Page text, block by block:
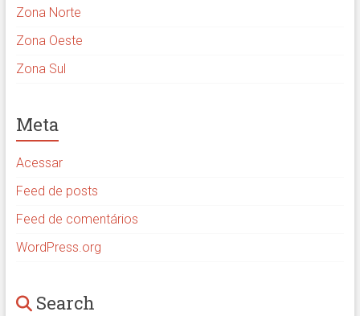
Zona Norte
Zona Oeste
Zona Sul
Meta
Acessar
Feed de posts
Feed de comentários
WordPress.org
Search